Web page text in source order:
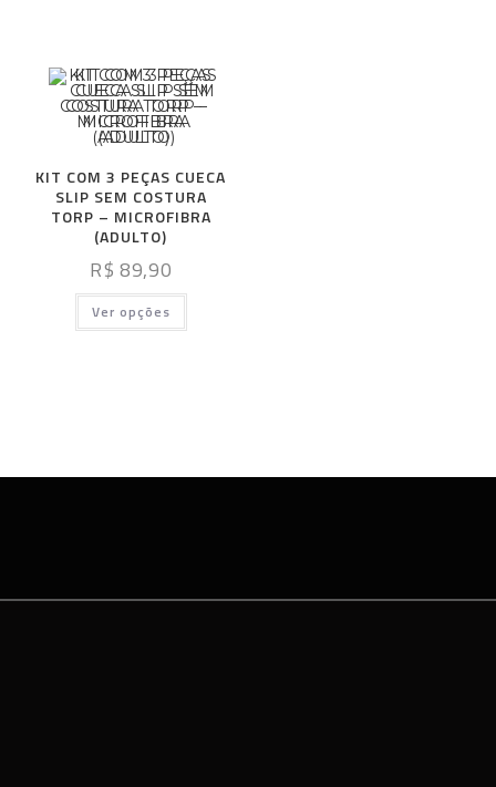
KIT COM 3 PEÇAS CUECA
SLIP SEM COSTURA
TORP – MICROFIBRA
(ADULTO)
R$ 89,90
Ver opções